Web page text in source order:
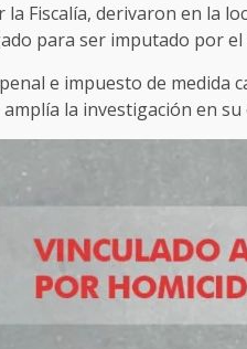
Fiscalía, derivaron en la
para ser imputado por
e impuesto de
la investigación en su